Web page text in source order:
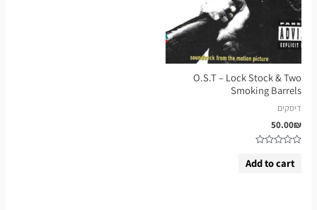
O.S.T – Lock Stock & Two
Smoking Barrels
דיסקים
50.00₪
out
Add to cart